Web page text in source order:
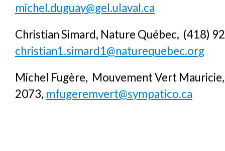
michel.duguay@gel.ulaval.ca
Christian Simard, Nature Québec, (418)
christian1.simard1@naturequebec.org
Michel Fugère, Mouvement Vert
2073, mfugeremvert@sympatico.ca